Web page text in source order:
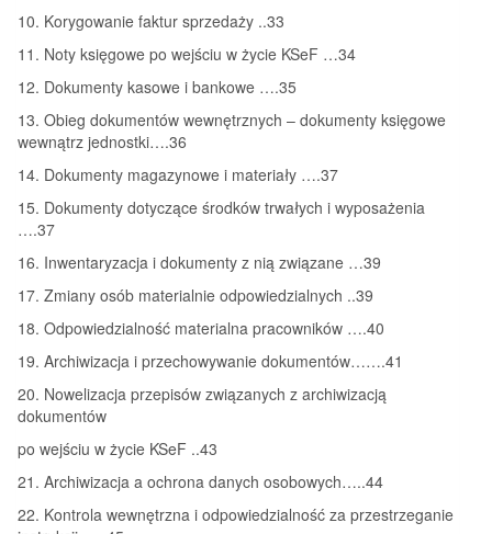
10. Korygowanie faktur sprzedaży ..33
11. Noty księgowe po wejściu w życie KSeF …34
12. Dokumenty kasowe i bankowe ….35
13. Obieg dokumentów wewnętrznych – dokumenty księgowe
wewnątrz jednostki….36
14. Dokumenty magazynowe i materiały ….37
15. Dokumenty dotyczące środków trwałych i wyposażenia
….37
16. Inwentaryzacja i dokumenty z nią związane …39
17. Zmiany osób materialnie odpowiedzialnych ..39
18. Odpowiedzialność materialna pracowników ….40
19. Archiwizacja i przechowywanie dokumentów…….41
20. Nowelizacja przepisów związanych z archiwizacją
dokumentów
po wejściu w życie KSeF ..43
21. Archiwizacja a ochrona danych osobowych…..44
22. Kontrola wewnętrzna i odpowiedzialność za przestrzeganie